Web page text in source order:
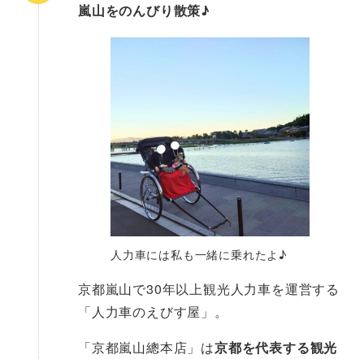
嵐山をのんびり散策♪
人力車には私も一緒に乗れたよ♪
京都嵐山で30年以上観光人力車を運営する
「人力車のえびす屋」。
「京都嵐山總本店」は京都を代表する観光